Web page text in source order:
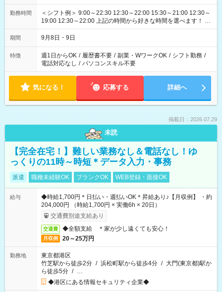
勤務時間
＜シフト例＞ 9:00～22:30 12:30～22:00 15:30～21:00 12:30～
19:00 12:30～22:00 上記の時間から好きな時間を選べます！ ※
時間は変更となる可能性があります
期間 9月8日・9日
特徴 週1日からOK / 履歴書不要 / 副業・WワークOK / シフト勤務 /
電話対応なし / パソコンスキル不要
気になる！ 応募する 詳細へ
掲載日：2026.07.29
未読
【完全在宅！】難しい業務なし＆電話なし！ゆ
っくりの11時～時短＊データ入力・事務
派遣 職種未経験OK ブランクOK WEB登録・面接OK
給与
◆時給1,700円＊日払い・週払いOK＊昇給あり♪【月収例】 ・約
204,000円 （時給1,700円 × 実働6h × 20日）
交通費別途支給あり
交通費 ◆全額支給 ＊家が少し遠くても安心！
月収例 20～25万円
勤務地
東京都港区
竹芝駅から徒歩2分 / 浜松町駅から徒歩4分 / 大門(東京都)駅か
ら徒歩5分 / …
◆港区にある情報セキュリティ企業◆